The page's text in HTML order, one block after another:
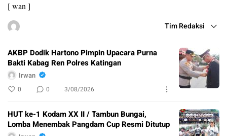
[ wan ]
Tim Redaksi
AKBP Dodik Hartono Pimpin Upacara Purna
Bakti Kabag Ren Polres Katingan
Irwan
0 0 3/08/2026
HUT ke-1 Kodam XX II / Tambun Bungai,
Lomba Menembak Pangdam Cup Resmi Ditutup